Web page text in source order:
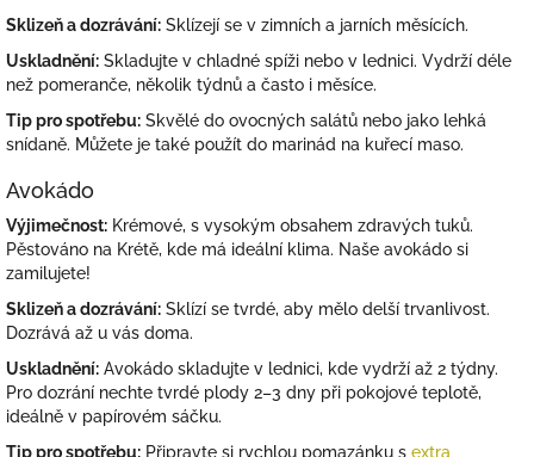
Sklizeň a dozrávání: Sklízejí se v zimních a jarních měsících.
Uskladnění: Skladujte v chladné spíži nebo v lednici. Vydrží déle
než pomeranče, několik týdnů a často i měsíce.
Tip pro spotřebu: Skvělé do ovocných salátů nebo jako lehká
snídaně. Můžete je také použít do marinád na kuřecí maso.
Avokádo
Výjimečnost: Krémové, s vysokým obsahem zdravých tuků.
Pěstováno na Krétě, kde má ideální klima. Naše avokádo si
zamilujete!
Sklizeň a dozrávání: Sklízí se tvrdé, aby mělo delší trvanlivost.
Dozrává až u vás doma.
Uskladnění: Avokádo skladujte v lednici, kde vydrží až 2 týdny.
Pro dozrání nechte tvrdé plody 2–3 dny při pokojové teplotě,
ideálně v papírovém sáčku.
Tip pro spotřebu: Připravte si rychlou pomazánku s extra